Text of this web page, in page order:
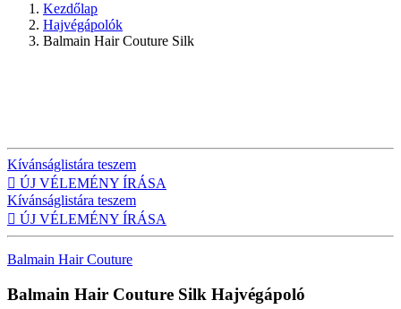
Kezdőlap
Hajvégápolók
Balmain Hair Couture Silk
Kívánságlistára teszem
 ÚJ VÉLEMÉNY ÍRÁSA
Kívánságlistára teszem
 ÚJ VÉLEMÉNY ÍRÁSA
Balmain Hair Couture
Balmain Hair Couture Silk Hajvégápoló